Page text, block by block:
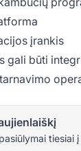
įrankis
gali būti
tiesiai